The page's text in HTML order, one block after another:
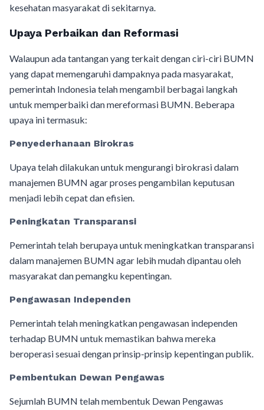
kesehatan masyarakat di sekitarnya.
Upaya Perbaikan dan Reformasi
Walaupun ada tantangan yang terkait dengan ciri-ciri BUMN
yang dapat memengaruhi dampaknya pada masyarakat,
pemerintah Indonesia telah mengambil berbagai langkah
untuk memperbaiki dan mereformasi BUMN. Beberapa
upaya ini termasuk:
Penyederhanaan Birokras
Upaya telah dilakukan untuk mengurangi birokrasi dalam
manajemen BUMN agar proses pengambilan keputusan
menjadi lebih cepat dan efisien.
Peningkatan Transparansi
Pemerintah telah berupaya untuk meningkatkan transparansi
dalam manajemen BUMN agar lebih mudah dipantau oleh
masyarakat dan pemangku kepentingan.
Pengawasan Independen
Pemerintah telah meningkatkan pengawasan independen
terhadap BUMN untuk memastikan bahwa mereka
beroperasi sesuai dengan prinsip-prinsip kepentingan publik.
Pembentukan Dewan Pengawas
Sejumlah BUMN telah membentuk Dewan Pengawas